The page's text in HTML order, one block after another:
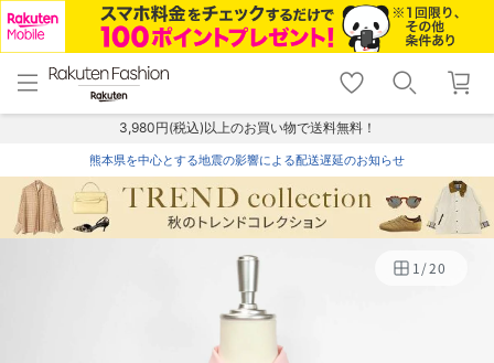
menu home
トップ
shopping_cart lock_outline
ログイン
3,980円(税込)以上のお買い物で送料無料！
熊本県を中心とする地震の影響による配送遅延のお知らせ
1/20